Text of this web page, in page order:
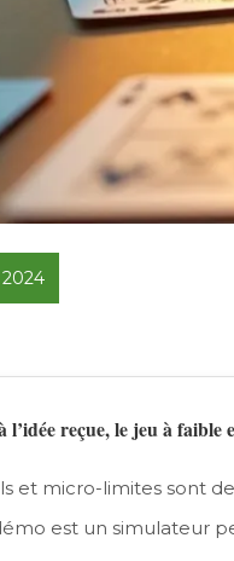
reçue, le jeu à faible
et micro-limites sont
est un simulateur